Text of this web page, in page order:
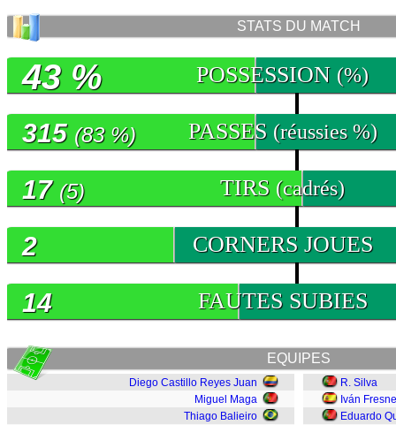
STATS DU MATCH
POSSESSION (%)
43 %
PASSES (réussies %)
315 (83 %)
TIRS (cadrés)
17 (5)
CORNERS JOUES
2
FAUTES SUBIES
14
EQUIPES
Diego Castillo Reyes Juan
Miguel Maga
Thiago Balieiro
R. Silva
Iván
Eduardo